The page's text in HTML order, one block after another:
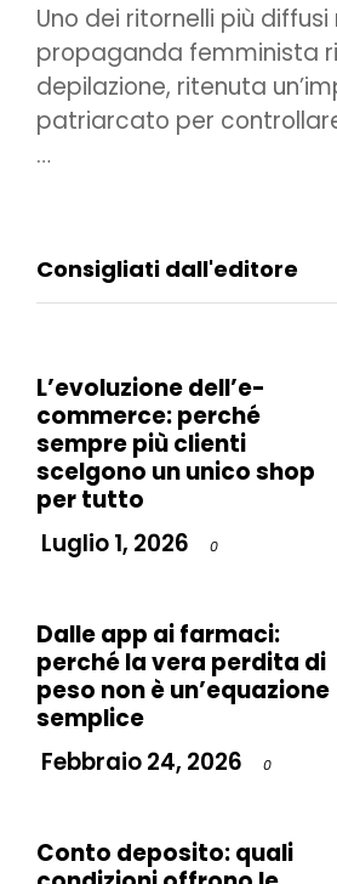
Uno dei ritornelli più diffusi
propaganda femminista
depilazione, ritenuta
patriarcato per
…
Consigliati dall'editore
L’evoluzione dell’e-
commerce: perché
sempre più clienti
scelgono un unico shop
per tutto
Luglio 1, 2026
0
Dalle app ai farmaci:
perché la vera perdita di
peso non è un’equazione
semplice
Febbraio 24, 2026
0
Conto deposito: quali